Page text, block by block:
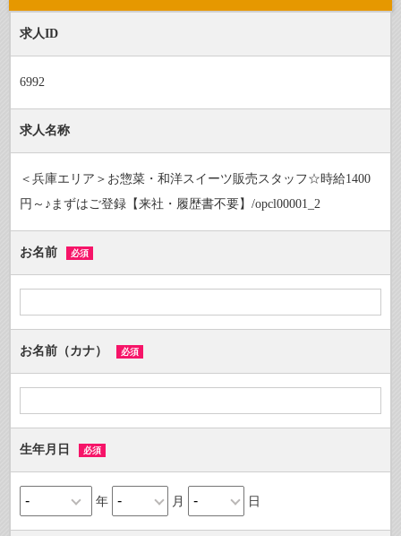
求人ID
6992
求人名称
＜兵庫エリア＞お惣菜・和洋スイーツ販売スタッフ☆時給1400
円～♪まずはご登録【来社・履歴書不要】/opcl00001_2
お名前 必須
お名前（カナ） 必須
生年月日 必須
年 月 日